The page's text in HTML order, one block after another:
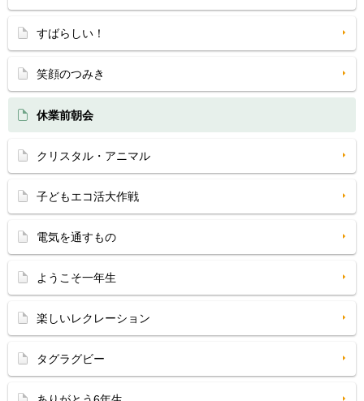
すばらしい！
笑顔のつみき
休業前朝会
クリスタル・アニマル
子どもエコ活大作戦
電気を通すもの
ようこそ一年生
楽しいレクレーション
タグラグビー